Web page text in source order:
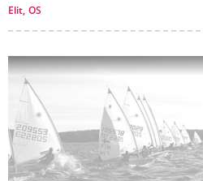
Elit, OS